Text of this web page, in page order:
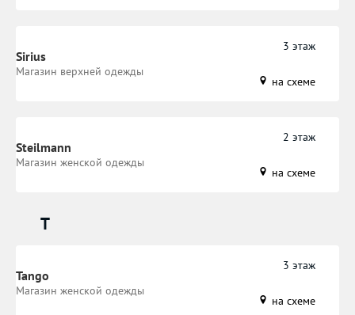
Sirius
Магазин верхней одежды
3 этаж
на схеме
Steilmann
Магазин женской одежды
2 этаж
на схеме
T
Tango
Магазин женской одежды
3 этаж
на схеме